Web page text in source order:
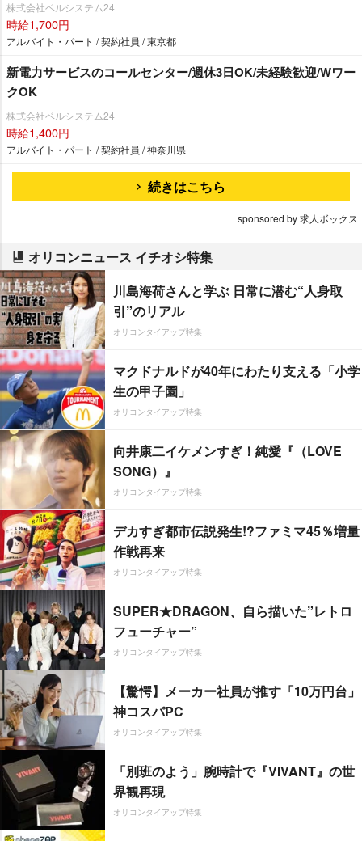
株式会社ベルシステム24
時給1,700円
アルバイト・パート / 契約社員 / 東京都
新電力サービスのコールセンター/週休3日OK/未経験歓迎/Wワー
クOK
株式会社ベルシステム24
時給1,400円
アルバイト・パート / 契約社員 / 神奈川県
続きはこちら
sponsored by 求人ボックス
オリコンニュース イチオシ特集
川島海荷さんと学ぶ 日常に潜む“人身取
引”のリアル
オリコンタイアップ特集
マクドナルドが40年にわたり支える「小学
生の甲子園」
オリコンタイアップ特集
向井康二イケメンすぎ！純愛『（LOVE
SONG）』
オリコンタイアップ特集
デカすぎ都市伝説発生!?ファミマ45％増量
作戦再来
オリコンタイアップ特集
SUPER★DRAGON、自ら描いた”レトロ
フューチャー”
オリコンタイアップ特集
【驚愕】メーカー社員が推す「10万円台」
神コスパPC
オリコンタイアップ特集
「別班のよう」腕時計で『VIVANT』の世
界観再現
オリコンタイアップ特集